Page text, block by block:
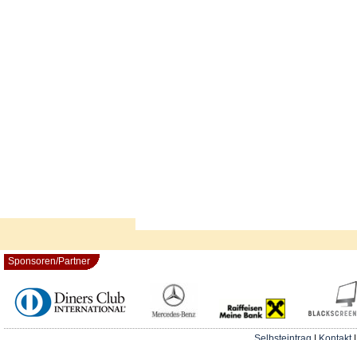
Sponsoren/Partner